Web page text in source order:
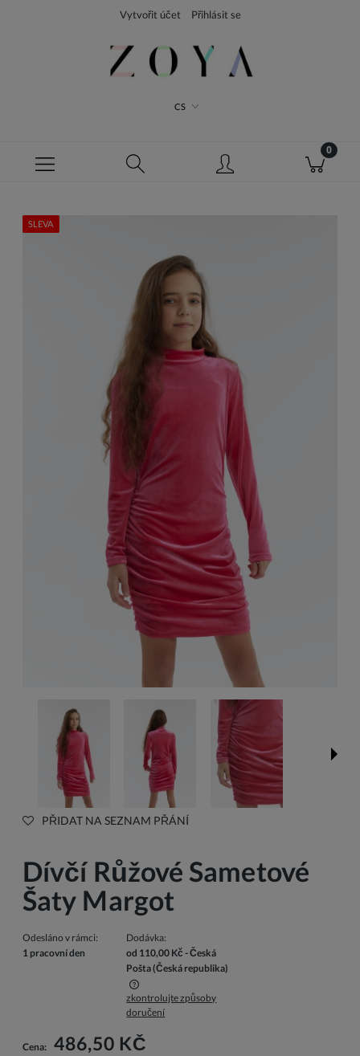
Vytvořit účet Přihlásit se
CS
SLEVA
PŘIDAT NA SEZNAM PŘÁNÍ
Dívčí Růžové Sametové
Šaty Margot
Odesláno v rámci:
1 pracovní den
Dodávka:
od 110,00 Kč - Česká
Pošta(Česká republika)
Cena nezahrnuje případné náklady na platbu
zkontrolujte způsoby
doručení
Cena: 486,50 KČ